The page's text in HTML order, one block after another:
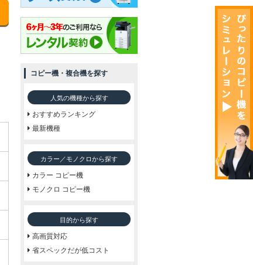
コピー機・複合機を探す
人気の機種から探す
おすすめランキング
最新機種
カラー／モノクロから探す
カラー コピー機
モノクロ コピー機
目的から探す
高画質対応
省スペックだが低コスト